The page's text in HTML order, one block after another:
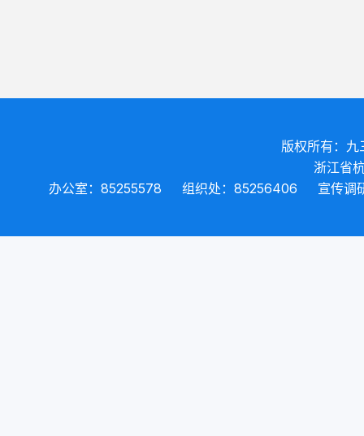
版权所有：九
浙江省
办公室：85255578
组织处：85256406 宣传调